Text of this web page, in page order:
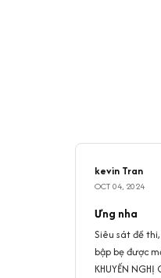
kevin Tran
OCT 04, 2024
Ưng nha
Siêu sát đề
bập bẹ được
KHUYẾN NGHỊ